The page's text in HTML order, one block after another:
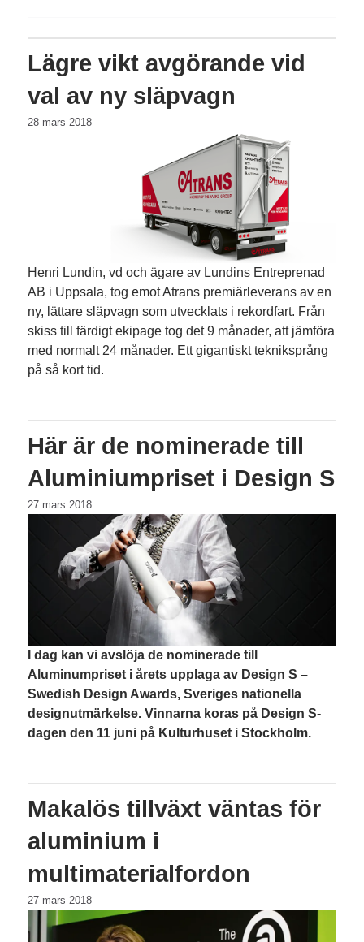
Lägre vikt avgörande vid
val av ny släpvagn
28 mars 2018
Henri Lundin, vd och ägare av Lundins Entreprenad
AB i Uppsala, tog emot Atrans premiärleverans av en
ny, lättare släpvagn som utvecklats i rekordfart. Från
skiss till färdigt ekipage tog det 9 månader, att jämföra
med normalt 24 månader. Ett gigantiskt tekniksprång
på så kort tid.
Här är de nominerade till
Aluminiumpriset i Design S
27 mars 2018
​I dag kan vi avslöja de nominerade till
Aluminumpriset i årets upplaga av Design S –
Swedish Design Awards, Sveriges nationella
designutmärkelse. Vinnarna koras på Design S-
dagen den 11 juni på Kulturhuset i Stockholm.
Makalös tillväxt väntas för
aluminium i
multimaterialfordon
27 mars 2018